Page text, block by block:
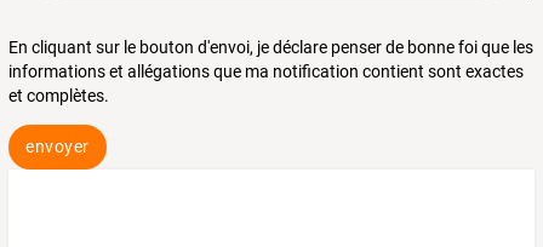
En cliquant sur le bouton d'envoi, je déclare penser de bonne foi que les
informations et allégations que ma notification contient sont exactes
et complètes.
envoyer